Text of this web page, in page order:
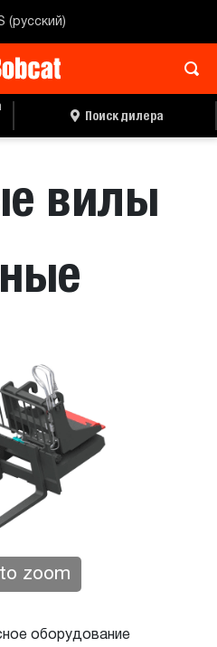
(русский)
Поиск дилера
вилы
to zoom
оборудование
ПОИСК ДИЛЕРА